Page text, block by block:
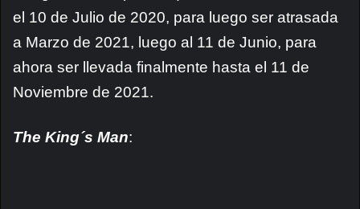
el 10 de Julio de 2020, para luego ser atrasada
a Marzo de 2021, luego al 11 de Junio, para
ahora ser llevada finalmente hasta el 11 de
Noviembre de 2021.
The King´s Man: